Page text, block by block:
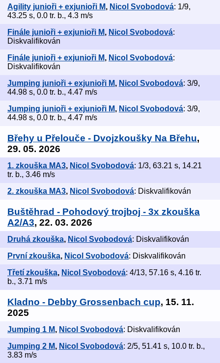
Agility junioři + exjunioři M, Nicol Svobodová: 1/9,
43.25 s, 0.0 tr. b., 4.3 m/s
Finále junioři + exjunioři M, Nicol Svobodová:
Diskvalifikován
Finále junioři + exjunioři M, Nicol Svobodová:
Diskvalifikován
Jumping junioři + exjunioři M, Nicol Svobodová: 3/9,
44.98 s, 0.0 tr. b., 4.47 m/s
Jumping junioři + exjunioři M, Nicol Svobodová: 3/9,
44.98 s, 0.0 tr. b., 4.47 m/s
Břehy u Přelouče - Dvojzkoušky Na Břehu,
29. 05. 2026
1. zkouška MA3, Nicol Svobodová: 1/3, 63.21 s, 14.21
tr. b., 3.46 m/s
2. zkouška MA3, Nicol Svobodová: Diskvalifikován
Buštěhrad - Pohodový trojboj - 3x zkouška
A2/A3, 22. 03. 2026
Druhá zkouška, Nicol Svobodová: Diskvalifikován
První zkouška, Nicol Svobodová: Diskvalifikován
Třetí zkouška, Nicol Svobodová: 4/13, 57.16 s, 4.16 tr.
b., 3.71 m/s
Kladno - Debby Grossenbach cup, 15. 11.
2025
Jumping 1 M, Nicol Svobodová: Diskvalifikován
Jumping 2 M, Nicol Svobodová: 2/5, 51.41 s, 10.0 tr. b.,
3.83 m/s